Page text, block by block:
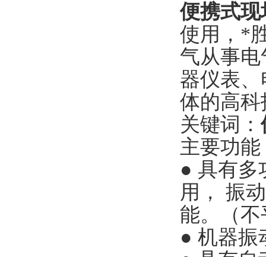
便携式
使用，*
气从事
器仪表
体的高
关键词：
主要功能
● 具有多
用， 振
能。（
● 机器振